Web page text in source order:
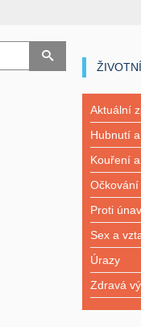
Aktuální
Hubnutí
Kouření
Očkování
Proti
Sex a
Úrazy
Zdravá